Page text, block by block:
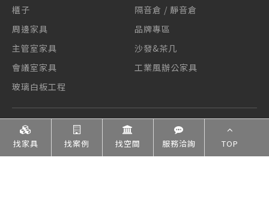
櫃子
隔音倉 / 靜音倉
周邊家具
品牌專區
主管室家具
沙發&茶几
會議室家具
工業風辦公家具
玻璃白板工程
找案例
辦公室整合規劃設計 辦公家具配置
找家具 找案例 找空間 服務洽詢 TOP